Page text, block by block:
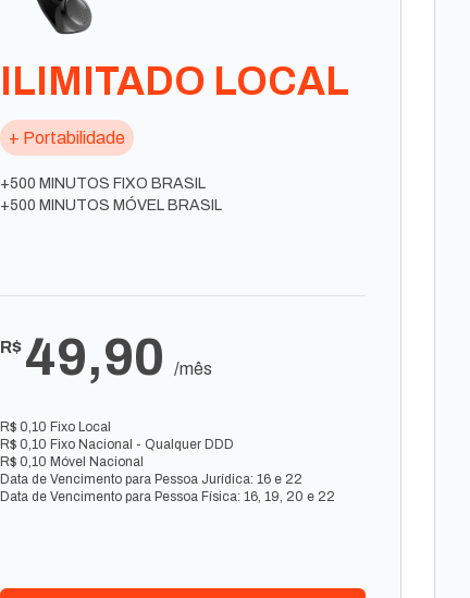
ILIMITADO LOCAL
+ Portabilidade
+500 MINUTOS FIXO BRASIL
+500 MINUTOS MÓVEL BRASIL
R$ 49,90 /mês
R$ 0,10 Fixo Local
R$ 0,10 Fixo Nacional - Qualquer DDD
R$ 0,10 Móvel Nacional
Data de Vencimento para Pessoa Jurídica: 16 e 22
Data de Vencimento para Pessoa Física: 16, 19, 20 e 22